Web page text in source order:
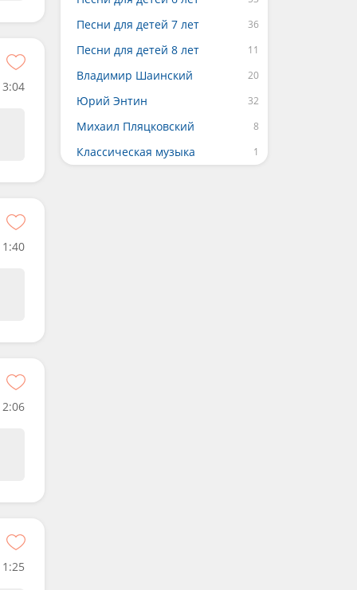
3:04
1:40
2:06
1:25
Песни для детей 7 лет
Песни для детей 8 лет
Владимир Шаинский
Юрий Энтин
Михаил Пляцковский
Классическая музыка